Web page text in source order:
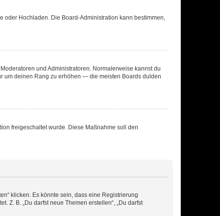
oder Hochladen. Die Board-Administration kann bestimmen,
und Administratoren. Normalerweise kannst du
um deinen Rang zu erhöhen — die meisten Boards dulden
freigeschaltet wurde. Diese Maßnahme soll den
klicken. Es könnte sein, dass eine Registrierung
Z. B. „Du darfst neue Themen erstellen“, „Du darfst